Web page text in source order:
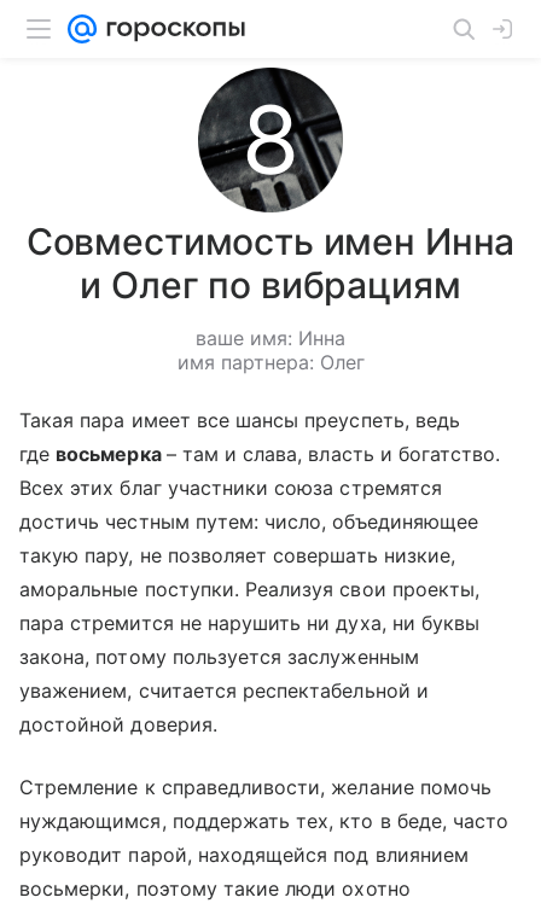
Совместимость имен Инна
и Олег по вибрациям
ваше имя: Инна
имя партнера: Олег
Такая пара имеет все шансы преуспеть, ведь
где восьмерка – там и слава, власть и богатство.
Всех этих благ участники союза стремятся
достичь честным путем: число, объединяющее
такую пару, не позволяет совершать низкие,
аморальные поступки. Реализуя свои проекты,
пара стремится не нарушить ни духа, ни буквы
закона, потому пользуется заслуженным
уважением, считается респектабельной и
достойной доверия.
Стремление к справедливости, желание помочь
нуждающимся, поддержать тех, кто в беде, часто
руководит парой, находящейся под влиянием
восьмерки, поэтому такие люди охотно